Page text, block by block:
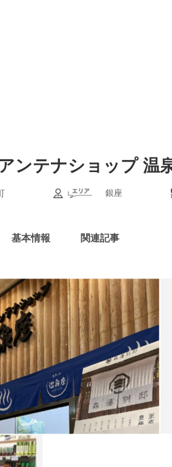
ンテナショップ 温
銀座
基本情報 関連記事